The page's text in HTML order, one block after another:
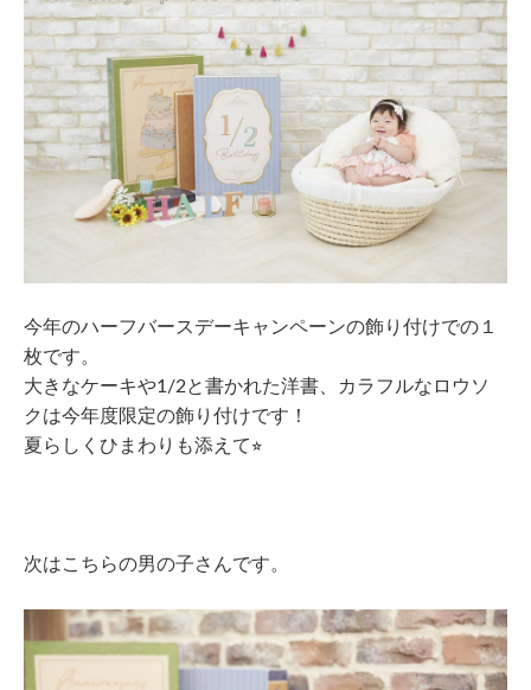
今年のハーフバースデーキャンペーンの飾り付けでの１
枚です。
大きなケーキや1/2と書かれた洋書、カラフルなロウソ
クは今年度限定の飾り付けです！
夏らしくひまわりも添えて⭐︎
次はこちらの男の子さんです。